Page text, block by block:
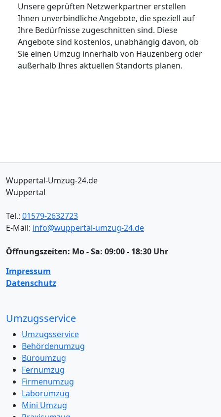
Unsere geprüften Netzwerkpartner erstellen
Ihnen unverbindliche Angebote, die speziell auf
Ihre Bedürfnisse zugeschnitten sind. Diese
Angebote sind kostenlos, unabhängig davon, ob
Sie einen Umzug innerhalb von Hauzenberg oder
außerhalb Ihres aktuellen Standorts planen.
Wuppertal-Umzug-24.de
Wuppertal
Tel.: 01579-2632723
E-Mail: info@wuppertal-umzug-24.de
Öffnungszeiten: Mo - Sa: 09:00 - 18:30 Uhr
Impressum
Datenschutz
Umzugsservice
Umzugsservice
Behördenumzug
Büroumzug
Fernumzug
Firmenumzug
Laborumzug
Mini Umzug